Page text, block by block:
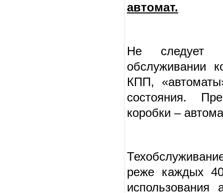
автомат.
Не следует
обслуживании
КПП,
состояния.
коробки –
реже каждых
использования